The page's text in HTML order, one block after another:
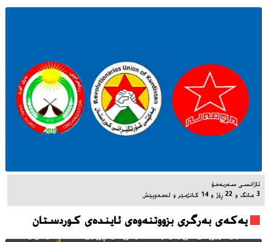
ئاژانسی سه‌ربه‌خۆ
3 مانگ و 22 ڕۆژ و 14 کاتژمێر و له‌مه‌وپێش‌
یه‌که‌ی به‌رگری بزووتنه‌وه‌ی ئاینده‌ی کوردستان